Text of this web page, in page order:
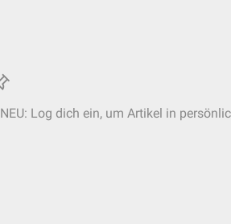
NEU: Log dich ein, um Artikel in